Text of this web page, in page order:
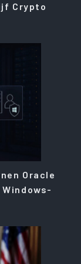
Crypto
Oracle